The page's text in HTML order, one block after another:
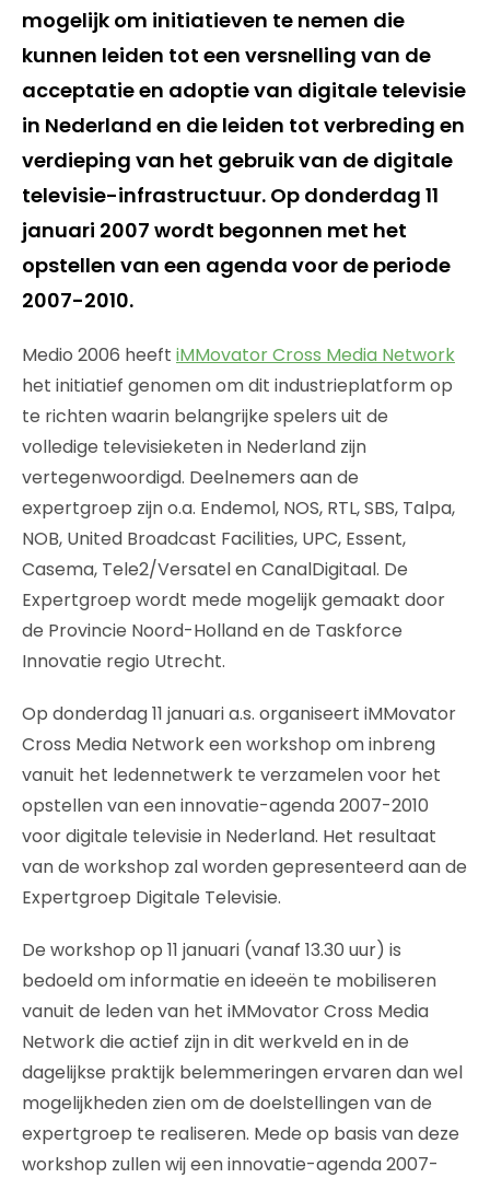
mogelijk om initiatieven te nemen die
kunnen leiden tot een versnelling van de
acceptatie en adoptie van digitale televisie
in Nederland en die leiden tot verbreding en
verdieping van het gebruik van de digitale
televisie-infrastructuur. Op donderdag 11
januari 2007 wordt begonnen met het
opstellen van een agenda voor de periode
2007-2010.
Medio 2006 heeft iMMovator Cross Media Network
het initiatief genomen om dit industrieplatform op
te richten waarin belangrijke spelers uit de
volledige televisieketen in Nederland zijn
vertegenwoordigd. Deelnemers aan de
expertgroep zijn o.a. Endemol, NOS, RTL, SBS, Talpa,
NOB, United Broadcast Facilities, UPC, Essent,
Casema, Tele2/Versatel en CanalDigitaal. De
Expertgroep wordt mede mogelijk gemaakt door
de Provincie Noord-Holland en de Taskforce
Innovatie regio Utrecht.
Op donderdag 11 januari a.s. organiseert iMMovator
Cross Media Network een workshop om inbreng
vanuit het ledennetwerk te verzamelen voor het
opstellen van een innovatie-agenda 2007-2010
voor digitale televisie in Nederland. Het resultaat
van de workshop zal worden gepresenteerd aan de
Expertgroep Digitale Televisie.
De workshop op 11 januari (vanaf 13.30 uur) is
bedoeld om informatie en ideeën te mobiliseren
vanuit de leden van het iMMovator Cross Media
Network die actief zijn in dit werkveld en in de
dagelijkse praktijk belemmeringen ervaren dan wel
mogelijkheden zien om de doelstellingen van de
expertgroep te realiseren. Mede op basis van deze
workshop zullen wij een innovatie-agenda 2007-